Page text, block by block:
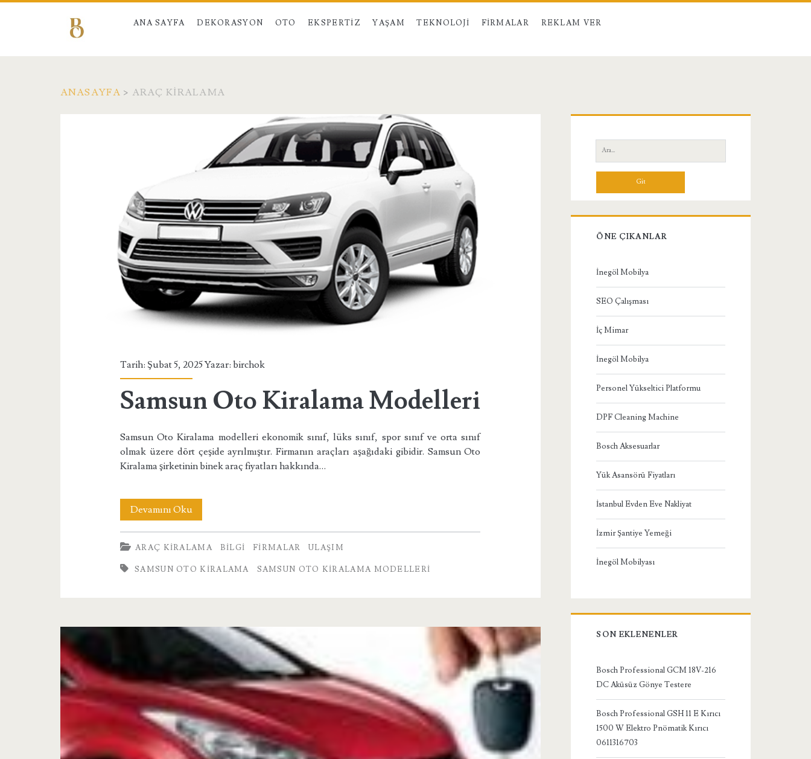
ANA SAYFA DEKORASYON OTO EKSPERTIZ YAŞAM TEKNOLOJI FIRMALAR REKLAM VER
ANASAYFA > ARAÇ KIRALAMA
Kiralama</span>
Tarih: Şubat 5, 2025 Yazar:birchok
Samsun Oto Kiralama Modelleri
Samsun Oto Kiralama modelleri ekonomik sınıf, lüks sınıf, spor sınıf ve orta sınıf
olmak üzere dört çeşide ayrılmıştır. Firmanın araçları aşağıdaki gibidir. Samsun Oto
Kiralama şirketinin binek araç fiyatları hakkında…
Devamını OkuSamsun
Oto
Kiralama
Modelleri
ARAÇ KIRALAMA BILGI FIRMALAR ULAŞIM
SAMSUN OTO KIRALAMA SAMSUN OTO KIRALAMA MODELLERI
Yan
Menü
Ara:
ÖNE ÇIKANLAR
İnegöl Mobilya
SEO Çalışması
İç Mimar
İnegöl Mobilya
Personel Yükseltici Platformu
DPF Cleaning Machine
Bosch Aksesuarlar
Yük Asansörü Fiyatları
İstanbul Evden Eve Nakliyat
İzmir Şantiye Yemeği
İnegöl Mobilyası
SON EKLENENLER
Bosch Professional GCM 18V-216
DC Aküsüz Gönye Testere
Bosch Professional GSH 11 E Kırıcı
1500 W Elektro Pnömatik Kırıcı
0611316703